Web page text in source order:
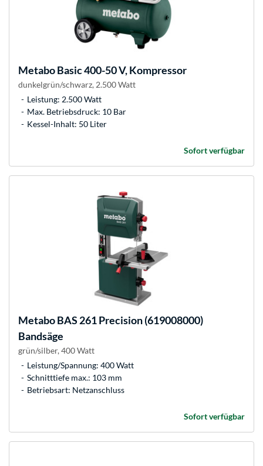
MetaboBasic 400-50 V, Kompressor
dunkelgrün/schwarz, 2.500 Watt
Leistung: 2.500 Watt
Max. Betriebsdruck: 10 Bar
Kessel-Inhalt: 50 Liter
Sofort verfügbar
MetaboBAS 261 Precision (619008000)
Bandsäge
grün/silber, 400 Watt
Leistung/Spannung: 400 Watt
Schnitttiefe max.: 103 mm
Betriebsart: Netzanschluss
Sofort verfügbar